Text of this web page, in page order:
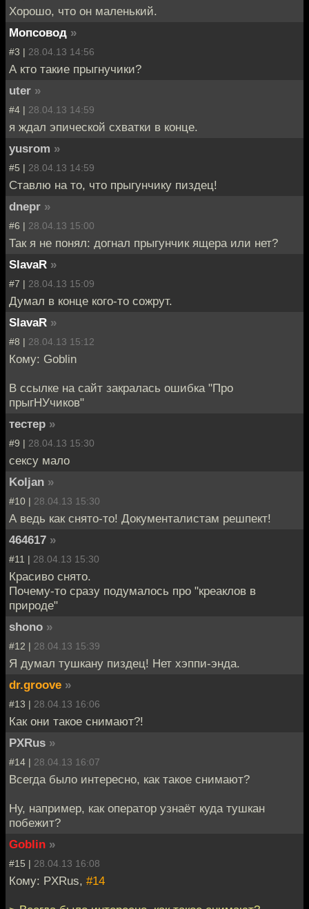
Хорошо, что он маленький.
Мопсовод »
#3 | 28.04.13 14:56
А кто такие прыгнучики?
uter »
#4 | 28.04.13 14:59
я ждал эпической схватки в конце.
yusrom »
#5 | 28.04.13 14:59
Ставлю на то, что прыгунчику пиздец!
dnepr »
#6 | 28.04.13 15:00
Так я не понял: догнал прыгунчик ящера или нет?
SlavaR »
#7 | 28.04.13 15:09
Думал в конце кого-то сожрут.
SlavaR »
#8 | 28.04.13 15:12
Кому: Goblin
В ссылке на сайт закралась ошибка "Про
прыгНУчиков"
тестер »
#9 | 28.04.13 15:30
сексу мало
Koljan »
#10 | 28.04.13 15:30
А ведь как снято-то! Документалистам решпект!
464617 »
#11 | 28.04.13 15:30
Красиво снято.
Почему-то сразу подумалось про "креаклов в
природе"
shono »
#12 | 28.04.13 15:39
Я думал тушкану пиздец! Нет хэппи-энда.
dr.groove »
#13 | 28.04.13 16:06
Как они такое снимают?!
PXRus »
#14 | 28.04.13 16:07
Всегда было интересно, как такое снимают?
Ну, например, как оператор узнаёт куда тушкан
побежит?
Goblin »
#15 | 28.04.13 16:08
Кому: PXRus, #14